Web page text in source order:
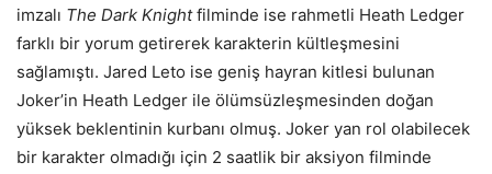
imzalı The Dark Knightfilminde ise rahmetli Heath Ledger
farklı bir yorum getirerek karakterin kültleşmesini
sağlamıştı. Jared Leto ise geniş hayran kitlesi bulunan
Joker’in Heath Ledger ile ölümsüzleşmesinden doğan
yüksek beklentinin kurbanı olmuş. Joker yan rol olabilecek
bir karakter olmadığı için 2 saatlik bir aksiyon filminde